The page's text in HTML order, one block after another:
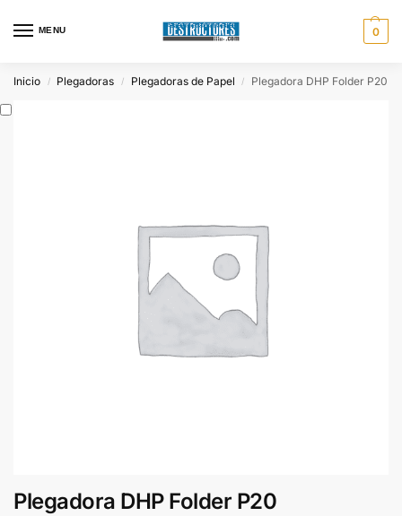
MENU 0
Inicio / Plegadoras / Plegadoras de Papel / Plegadora DHP Folder P20
Plegadora DHP Folder P20